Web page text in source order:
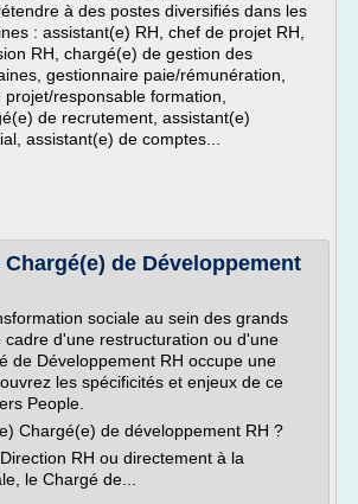
à des postes diversifiés dans les
: assistant(e) RH, chef de projet RH,
RH, chargé(e) de gestion des
gestionnaire paie/rémunération,
responsable formation,
de recrutement, assistant(e)
assistant(e) de comptes...
de Développement
sociale au sein des grands
cadre d'une restructuration ou d'une
de Développement RH occupe une
les spécificités et enjeux de ce
People.
Chargé(e) de développement RH ?
RH ou directement à la
le Chargé de...